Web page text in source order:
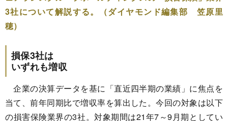
3社について解説する。（ダイヤモンド編集部 笠原里
穂）
損保3社は
いずれも増収
企業の決算データを基に「直近四半期の業績」に焦点を
当て、前年同期比で増収率を算出した。今回の対象は以下
の損害保険業界の3社。対象期間は21年7～9月期としてい